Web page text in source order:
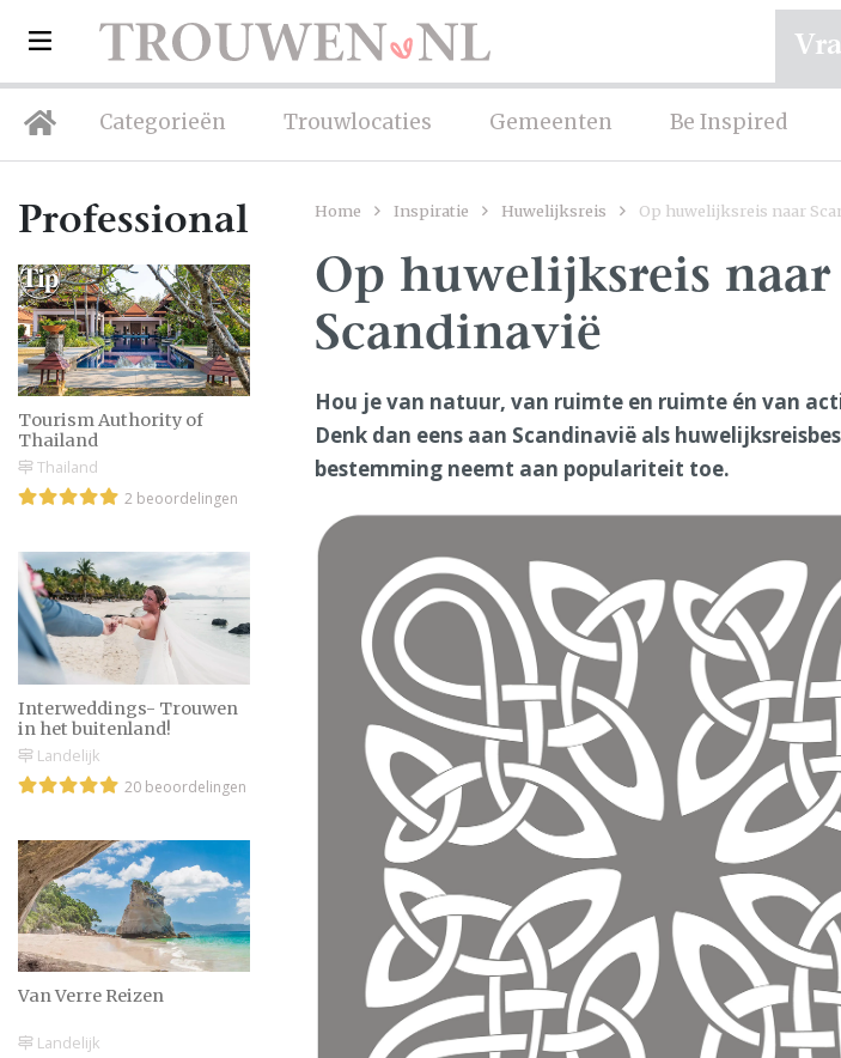
Categorieën Trouwlocaties Gemeenten Be Inspired
Professionals
Tourism Authority of
Thailand
Thailand
2 beoordelingen
Interweddings- Trouwen
in het buitenland!
Landelijk
20 beoordelingen
Van Verre Reizen
Landelijk
Home Inspiratie Huwelijksreis Op huwelijksreis naar
Op huwelijksreis naar
Scandinavië
Hou je van natuur, van ruimte en ruimte én van
Denk dan eens aan Scandinavië als
bestemming neemt aan populariteit toe.